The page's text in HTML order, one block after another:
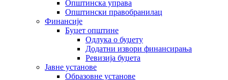
Општинска управа
Општински правобранилац
Финансије
Буџет општине
Одлука о буџету
Додатни извори финансирања
Ревизија буџета
Јавне установе
Образовне установе